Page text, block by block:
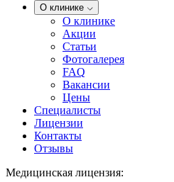
О клинике
О клинике
Акции
Статьи
Фотогалерея
FAQ
Вакансии
Цены
Специалисты
Лицензии
Контакты
Отзывы
Медицинская лицензия: